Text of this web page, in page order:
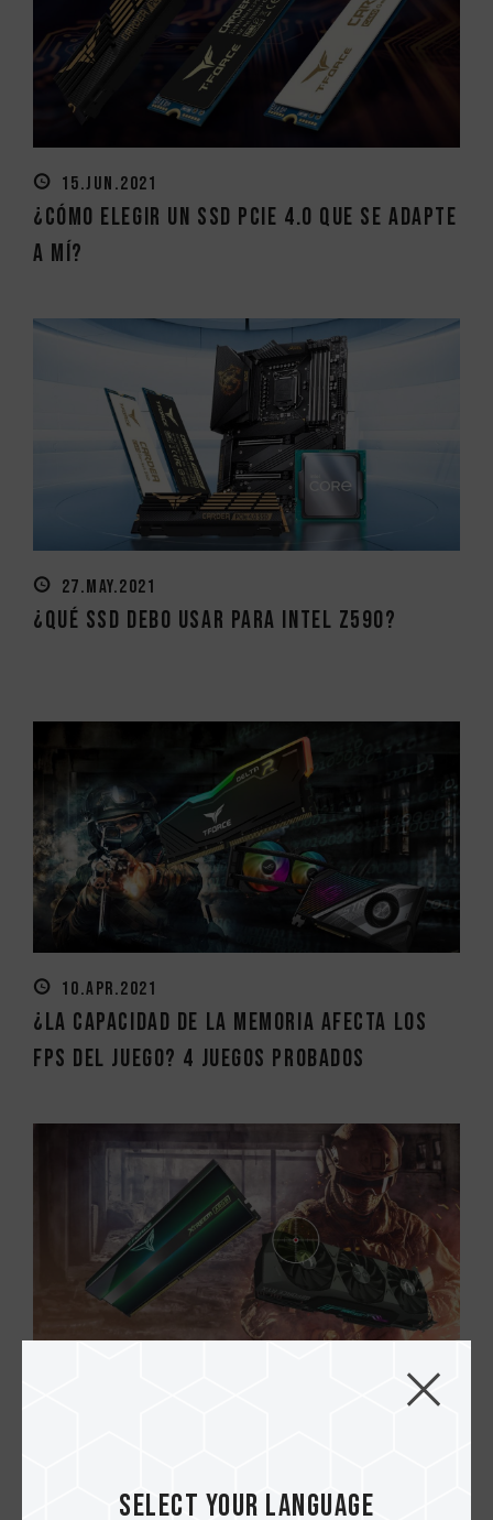
15.JUN.2021
¿Cómo elegir un SSD PCIe 4.0 que se adapte
a mí?
27.MAY.2021
¿Qué SSD debo usar para Intel Z590?
10.APR.2021
¿La capacidad de la memoria afecta los
FPS del juego? 4 juegos probados
Select your language